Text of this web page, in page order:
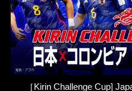
［Kirin Challenge Cup]